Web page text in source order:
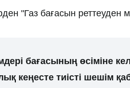
"Газ бағасын реттеуден
бағасының өсіміне
кеңесте тиісті шешім